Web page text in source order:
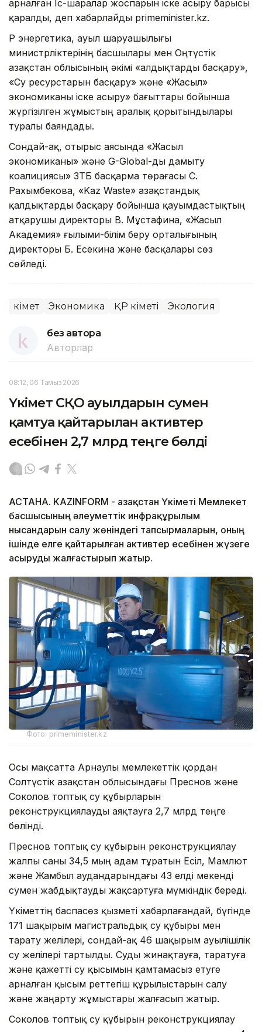
арналған Іс-шаралар жоспарын іске асыру барысы
қаралды, деп хабарлайды primeminister.kz.
ҚР энергетика, ауыл шаруашылығы
министрліктерінің басшылары мен Оңтүстік
Қазақстан облысының әкімі «Қалдықтарды басқару»,
«Су ресурстарын басқару» және «Жасыл»
экономиканы іске асыру» бағыттары бойынша
жүргізілген жұмыстың аралық қорытындылары
туралы баяндады.
Сондай-ақ, отырыс аясында «Жасыл
экономиканы» және G-Global-ды дамыту
коалициясы» ЗТБ басқарма төрағасы С.
Рахымбекова, «Kaz Waste» Қазақстандық
қалдықтарды басқару бойынша қауымдастықтың
атқарушы директоры В. Мұстафина, «Жасыл
Академия» ғылыми-білім беру орталығының
директоры Б. Есекина және басқалары сөз
сөйледі.
Үкімет Экономика ҚР Үкіметі Экология
без автора
Авторлар
08:12, 06 Тамыз 2026
Үкімет СҚО ауылдарын сумен
қамтуға қайтарылған активтер
есебінен 2,7 млрд теңге бөлді
АСТАНА. KAZINFORM - Қазақстан Үкіметі Мемлекет
басшысының әлеуметтік инфрақұрылым
нысандарын салу жөніндегі тапсырмаларын, оның
ішінде елге қайтарылған активтер есебінен жүзеге
асыруды жалғастырып жатыр.
Фото: primeminister.kz
Осы мақсатта Арнаулы мемлекеттік қордан
Солтүстік Қазақстан облысындағы Преснов және
Соколов топтық су құбырларын
реконструкциялауды аяқтауға 2,7 млрд теңге
бөлінді.
Преснов топтық су құбырын реконструкциялау
жалпы саны 34,5 мың адам тұратын Есіл, Мамлют
және Жамбыл аудандарындағы 43 елді мекенді
сумен жабдықтауды жақсартуға мүмкіндік береді.
Үкіметтің баспасөз қызметі хабарлағандай, бүгінде
171 шақырым магистральдық су құбыры мен
тарату желілері, сондай-ақ 46 шақырым ауылішілік
су желілері тартылды. Суды жинақтауға, таратуға
және қажетті су қысымын қамтамасыз етуге
арналған қысым реттегіш құрылыстарын салу
және жаңарту жұмыстары жалғасып жатыр.
Соколов топтық су құбырын реконструкциялау